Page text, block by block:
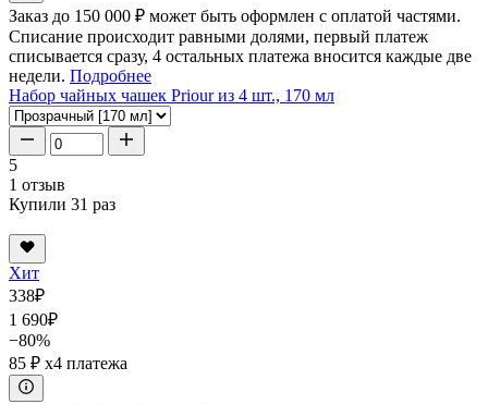
Заказ до 150 000 ₽ может быть оформлен с оплатой частями.
Списание происходит равными долями, первый платеж
списывается сразу, 4 остальных платежа вносится каждые две
недели. Подробнее
Набор чайных чашек Priour из 4 шт., 170 мл
5
1 отзыв
Купили 31 раз
Хит
338₽
1 690₽
−80%
85 ₽ x4 платежа